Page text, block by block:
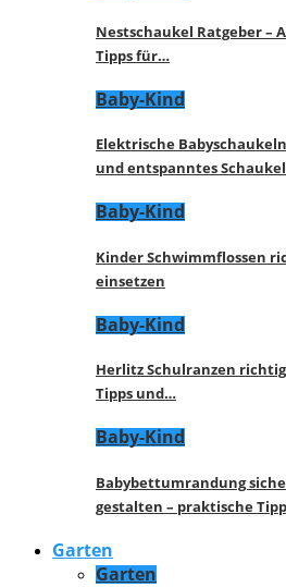
Nestschaukel Ratgeber –
Tipps für…
Baby-Kind
Elektrische
und entspanntes
Baby-Kind
Kinder Schwimmflossen
einsetzen
Baby-Kind
Herlitz Schulranzen
Tipps und…
Baby-Kind
Babybettumrandung
gestalten – praktische
Garten
Garten